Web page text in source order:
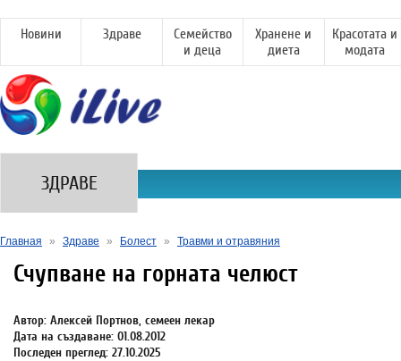
Новини Здраве
Семейство
и деца
Хранене и
диета
Красотата и
модата
ЗДРАВЕ
Главная » Здраве » Болест » Травми и отравяния
Счупване на горната челюст
Автор: Алексей Портнов, семеен лекар
Дата на създаване: 01.08.2012
Последен преглед: 27.10.2025